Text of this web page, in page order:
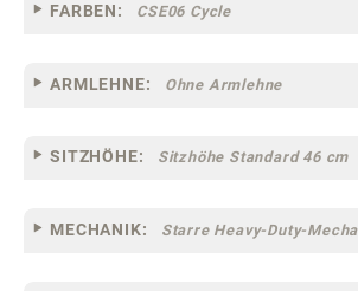
FARBEN: CSE06 Cycle
ARMLEHNE: Ohne Armlehne
SITZHÖHE: Sitzhöhe Standard 46 cm
MECHANIK: Starre Heavy-Duty-